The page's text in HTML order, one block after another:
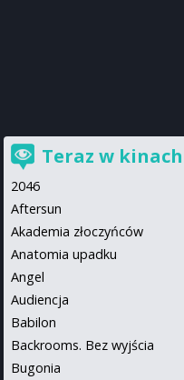
Teraz w kinach
2046
Aftersun
Akademia złoczyńców
Anatomia upadku
Angel
Audiencja
Babilon
Backrooms. Bez wyjścia
Bugonia